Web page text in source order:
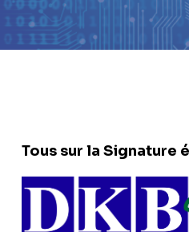
Tous sur la Signature